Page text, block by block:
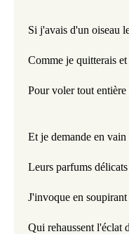
Si j'avais d'un oiseau
Comme je quitterais
Pour voler tout entière
Et je demande en
Leurs parfums
J'invoque en
Qui rehaussent l'éclat